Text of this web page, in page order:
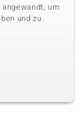
um
und zu